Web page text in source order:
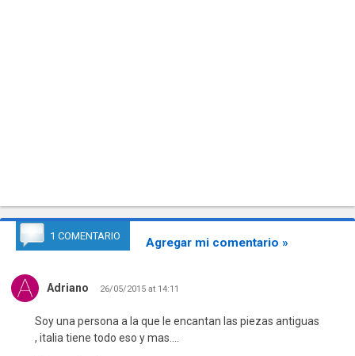
1 COMENTARIO Agregar mi comentario »
Adriano 26/05/2015 at 14:11
Soy una persona a la que le encantan las piezas antiguas
, italia tiene todo eso y mas….